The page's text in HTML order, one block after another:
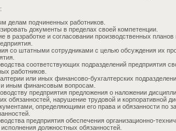
делам подчиненных работников.
документы в пределах своей компетенции.
в разработке и согласовании производственных
со штатными сотрудниками с целью обсуждения их
соответствующих подразделений
работников.
или иных финансово-бухгалтерских
и иным финансовым вопросам.
предприятия предложения о наложении
обязанностей, нарушение трудовой и корпоративной
определяющими его права и обязанности по
предприятия обеспечения организационно-
должностных обязанностей.